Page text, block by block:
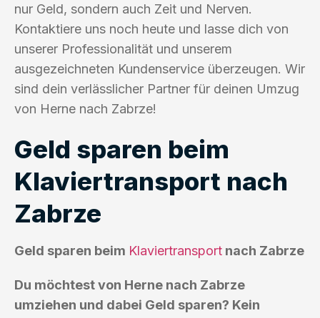
nur Geld, sondern auch Zeit und Nerven.
Kontaktiere uns noch heute und lasse dich von
unserer Professionalität und unserem
ausgezeichneten Kundenservice überzeugen. Wir
sind dein verlässlicher Partner für deinen Umzug
von Herne nach Zabrze!
Geld sparen beim
Klaviertransport nach
Zabrze
Geld sparen beim Klaviertransport nach Zabrze
Du möchtest von Herne nach Zabrze
umziehen und dabei Geld sparen? Kein